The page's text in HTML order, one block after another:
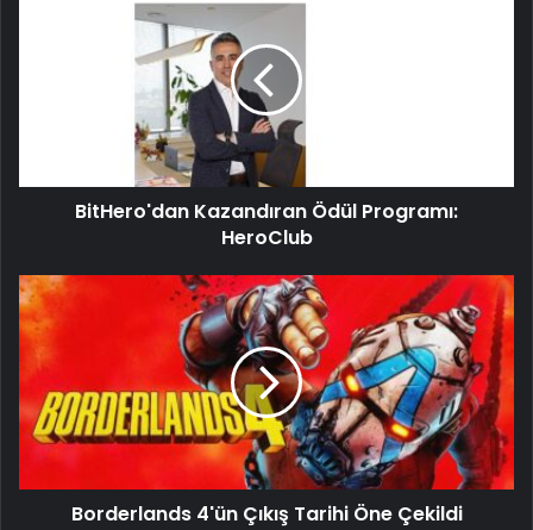
BitHero'dan Kazandıran Ödül Programı:
HeroClub
Borderlands 4'ün Çıkış Tarihi Öne Çekildi